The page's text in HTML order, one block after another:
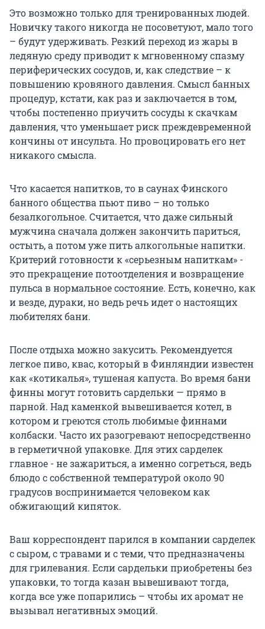
Это возможно только для тренированных людей.
Новичку такого никогда не посоветуют, мало того
– будут удерживать. Резкий переход из жары в
ледяную среду приводит к мгновенному спазму
периферических сосудов, и, как следствие – к
повышению кровяного давления. Смысл банных
процедур, кстати, как раз и заключается в том,
чтобы постепенно приучить сосуды к скачкам
давления, что уменьшает риск преждевременной
кончины от инсульта. Но провоцировать его нет
никакого смысла.
Что касается напитков, то в саунах Финского
банного общества пьют пиво – но только
безалкогольное. Считается, что даже сильный
мужчина сначала должен закончить париться,
остыть, а потом уже пить алкогольные напитки.
Критерий готовности к «серьезным напиткам» -
это прекращение потоотделения и возвращение
пульса в нормальное состояние. Есть, конечно, как
и везде, дураки, но ведь речь идет о настоящих
любителях бани.
После отдыха можно закусить. Рекомендуется
легкое пиво, квас, который в Финляндии известен
как «котикалья», тушеная капуста. Во время бани
финны могут готовить сардельки — прямо в
парной. Над каменкой вывешивается котел, в
котором и греются столь любимые финнами
колбаски. Часто их разогревают непосредственно
в герметичной упаковке. Для этих сарделек
главное - не зажариться, а именно согреться, ведь
блюдо с собственной температурой около 90
градусов воспринимается человеком как
обжигающий кипяток.
Ваш корреспондент парился в компании сарделек
с сыром, с травами и с теми, что предназначены
для грилевания. Если сардельки приобретены без
упаковки, то тогда казан вывешивают тогда,
когда все уже попарились – чтобы их аромат не
вызывал негативных эмоций.